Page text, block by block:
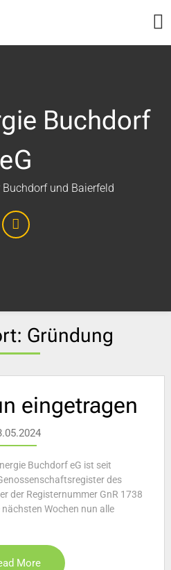
Buchdorf
eG
Buchdorf und Baierfeld
Gründung
eingetragen
Buchdorf eG ist seit
des
der Registernummer GnR 1738
Wochen nun alle
More